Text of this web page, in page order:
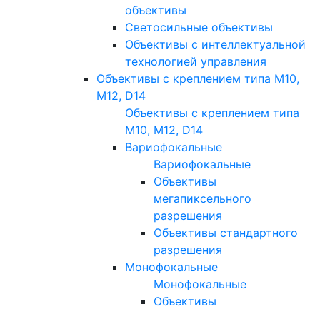
объективы
Светосильные объективы
Объективы с интеллектуальной
технологией управления
Объективы с креплением типа M10,
M12, D14
Объективы с креплением типа
M10, M12, D14
Вариофокальные
Вариофокальные
Объективы
мегапиксельного
разрешения
Объективы стандартного
разрешения
Монофокальные
Монофокальные
Объективы